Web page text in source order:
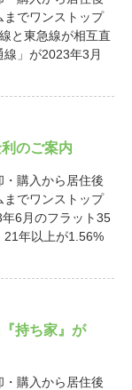
までワンストップ
と東急線が相互直
」が2023年3月
のご案内
購入から居住後
までワンストップ
6月のフラット35
21年以上が1.56%
持ち家』が
購入から居住後